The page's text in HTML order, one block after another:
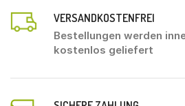
VERSANDKOSTENFREI
Bestellungen werden
kostenlos geliefert